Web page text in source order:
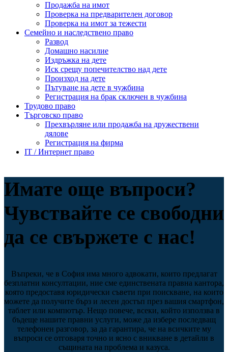
Продажба на имот
Проверка на предварителен договор
Проверка на имот за тежести
Семейно и наследствено право
Развод
Домашно насилие
Издръжка на дете
Иск срещу попечителство над дете
Произход на дете
Пътуване на дете в чужбина
Регистрация на брак сключен в чужбина
Трудово право
Търговско право
Прехвърляне или продажба на дружествени
дялове
Регистрация на фирма
IT / Интернет право
Имате още въпроси?
Чувствайте се свободни
да се свържете с нас!
Въпреки, че в София има много адвокати, които предлагат
безплатни консултации, ние сме единствената правна кантора,
която предоставя юридически съвети при поискване, на които
можете да получите бърз и лесен достъп през вашия смартфон,
таблет или компютър. Нещо повече, всеки, който използва в
бъдеще нашите правни услуги, може да избере последващ
телефонен разговор, за да гарантира, че на всичките му
въпроси се отговаря точно и ясно с вникване в детайли в
същината на проблема и казуса.